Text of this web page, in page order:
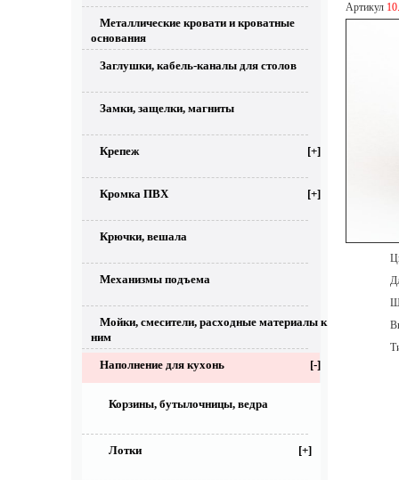
Металлические кровати и кроватные
основания
Заглушки, кабель-каналы для столов
Замки, защелки, магниты
Крепеж [+]
Кромка ПВХ [+]
Крючки, вешала
Механизмы подъема
Мойки, смесители, расходные материалы к
ним
Наполнение для кухонь [-]
Корзины, бутылочницы, ведра
Лотки [+]
Артикул